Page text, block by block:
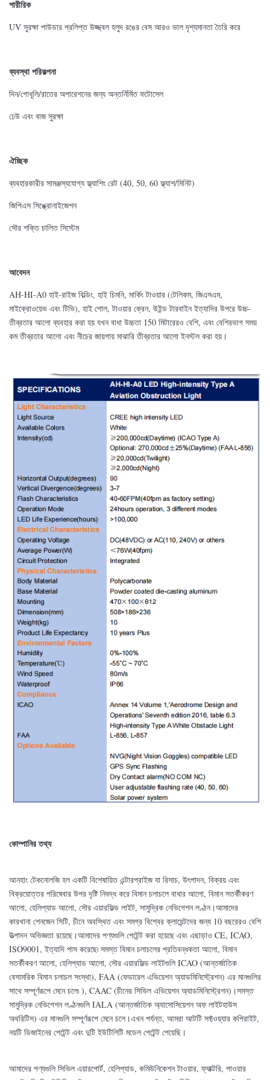
শারীরিক
UV সুরক্ষা পাউডার প্রলিপ্ত উজ্জ্বল হলুদ রঙের বেস আরও ভাল দৃশ্যমানতা তৈরি করে
ব্যবস্থা পরিকল্পনা
দিন/গোধূলি/রাতের অপারেশনের জন্য অন্তর্নির্মিত ফটোসেল
ঢেউ এবং বাজ সুরক্ষা
ঐচ্ছিক
ব্যবহারকারীর সামঞ্জস্যযোগ্য ফ্ল্যাশিং রেট (40, 50, 60 ফ্ল্যাশ/মিনিট)
জিপিএস সিঙ্ক্রোনাইজেশন
সৌর শক্তি চালিত সিস্টেম
আবেদন
AH-HI-A0 হাই-রাইজ বিল্ডিং, হাই চিমনি, মার্কিং টাওয়ার (টেলিকম, জিএসএম,
মাইক্রোওয়েভ এবং টিভি), হাই পোল, টাওয়ার ক্রেন, উইন্ড টারবাইন ইত্যাদির উপরে উচ্চ-
তীব্রতার আলো ব্যবহার করা হয় যখন বাধা উচ্চতা 150 মিটারেরও বেশি, এবং বেশিরভাগ সময়
কম তীব্রতার আলো এবং নীচের জায়গায় মাঝারি তীব্রতার আলো ইনস্টল করা হয়।
কোম্পানির তথ্য
আনহাং টেকনোলজি হল একটি বিশেষায়িত এন্টারপ্রাইজ যা রিসাচ, উৎপাদন, বিক্রয় এবং
বিক্রয়োত্তর পরিষেবার উপর দৃষ্টি নিবদ্ধ করে বিমান চলাচলে বাধার আলো, বিমান সতর্কীকরণ
আলো, হেলিপ্যাড আলো, সৌর এয়ারফিল্ড লাইট, সামুদ্রিক নেভিগেশন লণ্ঠন।আমাদের
কারখানা শেনজেন সিটি, চীনে অবস্থিত এবং সমগ্র বিশ্বের ক্লায়েন্টদের জন্য 10 বছরেরও বেশি
উত্পাদন অভিজ্ঞতা রয়েছে।আমাদের পণ্যগুলি পেটেন্ট করা হয়েছে এবং এছাড়াও CE, ICAO,
ISO9001, ইত্যাদি পাস করেছে৷ সমস্ত বিমান চলাচলের প্রতিবন্ধকতা আলো, বিমান
সতর্কীকরণ আলো, হেলিপ্যাড আলো, সৌর এয়ারফিল্ড লাইটগুলি ICAO (আন্তর্জাতিক
বেসামরিক বিমান চলাচল সংস্থা), FAA (ফেডারেল এভিয়েশন অ্যাডমিনিস্ট্রেশন) এর মানগুলির
সাথে সম্পূর্ণরূপে মেনে চলে৷ ), CAAC (চীনের সিভিল এভিয়েশন অ্যাডমিনিস্ট্রেশন)।সমস্ত
সামুদ্রিক নেভিগেশন লণ্ঠনগুলি IALA (আন্তর্জাতিক অ্যাসোসিয়েশন অফ লাইটহাউস
অথরিটিস) এর মানগুলি সম্পূর্ণরূপে মেনে চলে।এখন পর্যন্ত, আমরা আটটি সফ্টওয়্যার কপিরাইট,
নয়টি ডিজাইনের পেটেন্ট এবং দুটি ইউটিলিটি মডেল পেটেন্ট পেয়েছি।
আমাদের পণ্যগুলি সিভিল এয়ারপোর্ট, হেলিপ্যাড, কমিউনিকেশন টাওয়ার, ফ্যাক্টরি, পাওয়ার